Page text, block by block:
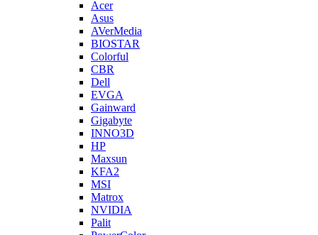
Acer
Asus
AVerMedia
BIOSTAR
Colorful
CBR
Dell
EVGA
Gainward
Gigabyte
INNO3D
HP
Maxsun
KFA2
MSI
Matrox
NVIDIA
Palit